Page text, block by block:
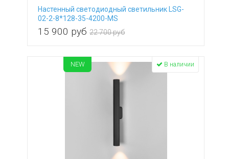
Настенный светодиодный светильник LSG-
02-2-8*128-35-4200-MS
15 900 руб 22 700 руб
NEW В наличии